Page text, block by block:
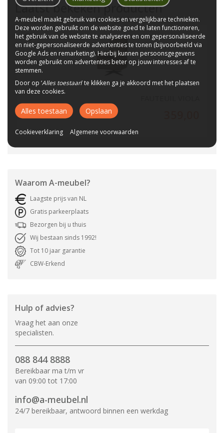
Laatst bekeken producten
Waarom A-meubel?
Laagste prijs van NL
Gratis parkeerplaats
Bezorgen bij u thuis
Wij bestaan sinds 1992!
Tot 10 jaar garantie
CBW-Erkend
Hulp of advies?
Vraag het aan onze
specialisten.
088 844 8888
Bereikbaar ma t/m vr
van 09:00 tot 17:00
info@a-meubel.nl
24/7 bereikbaar, antwoord binnen een werkdag
A-meubel maakt gebruik van cookies en vergelijkbare technieken.
Deze worden gebruikt om de website goed te laten functioneren,
het gebruik van de website te analyseren en om gepersonaliseerde
en niet-gepersonaliseerde advertenties te tonen (bijvoorbeeld via
Google Ads en remarketing). Hierbij kunnen persoonsgegevens
worden gebruikt om advertenties beter op jouw interesses af te
stemmen.
Door op ‘Alles toestaan’ te klikken ga je akkoord met het plaatsen
van deze cookies.
Alles toestaan Opslaan
Cookieverklaring Algemene voorwaarden